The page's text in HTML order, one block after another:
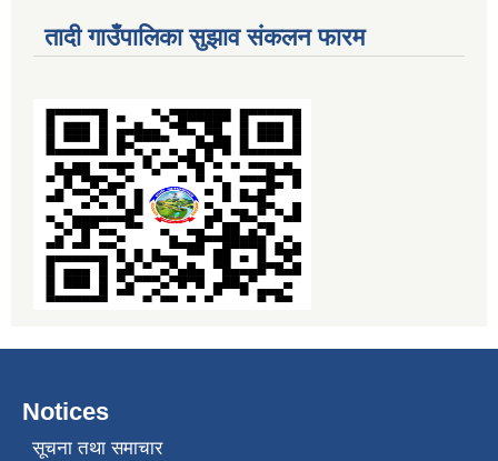
तादी गाउँपालिका सुझाव संकलन फारम
Notices
सूचना तथा समाचार